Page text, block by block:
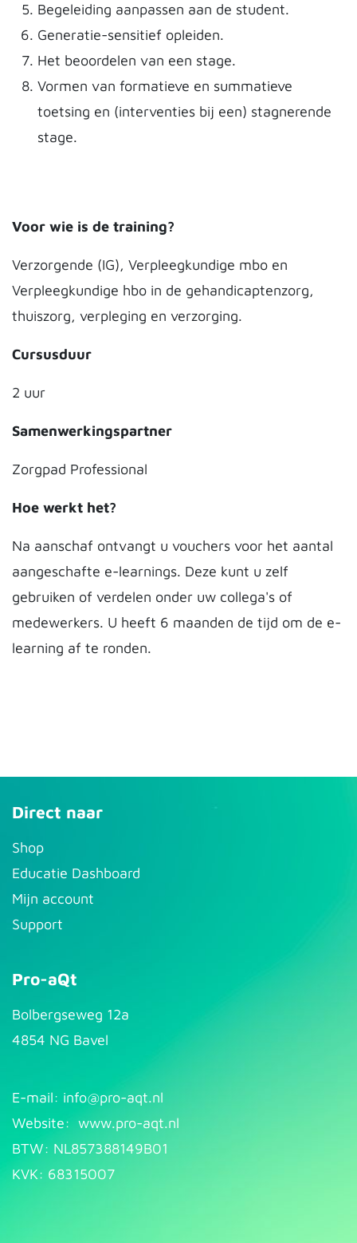
Begeleiding aanpassen aan de student.
Generatie-sensitief opleiden.
Het beoordelen van een stage.
Vormen van formatieve en summatieve
toetsing en (interventies bij een) stagnerende
stage.
Voor wie is de training?
Verzorgende (IG), Verpleegkundige mbo en
Verpleegkundige hbo in de gehandicaptenzorg,
thuiszorg, verpleging en verzorging.
Cursusduur
2 uur
Samenwerkingspartner
Zorgpad Professional
Hoe werkt het?
Na aanschaf ontvangt u vouchers voor het aantal
aangeschafte e-learnings. Deze kunt u zelf
gebruiken of verdelen onder uw collega's of
medewerkers. U heeft 6 maanden de tijd om de e-
learning af te ronden.
Direct naar
S​hop
Educatie Dashboard
Mijn account
Support
Pro-aQt
Bolbergseweg 12a
4854 NG Bavel
E-mail: info@pr​o-aqt.nl
Website: www.pro-aqt.nl
BTW: NL857388149B01
KVK: 68315007